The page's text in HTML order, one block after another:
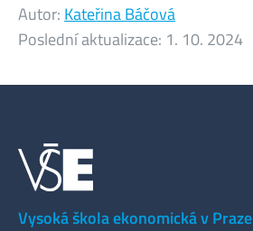
Autor: Kateřina Báčová
Poslední aktualizace: 1. 10. 2024
Vysoká škola ekonomická v Praze